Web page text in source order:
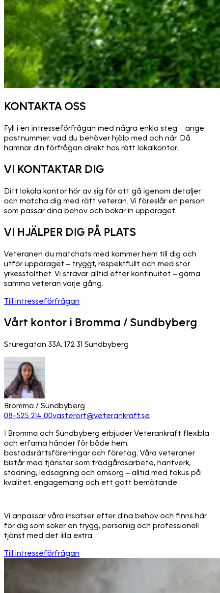
KONTAKTA OSS
Fyll i en intresseförfrågan med några enkla steg – ange
postnummer, vad du behöver hjälp med och när. Då
hamnar din förfrågan direkt hos rätt lokalkontor.
VI KONTAKTAR DIG
Ditt lokala kontor hör av sig för att gå igenom detaljer
och matcha dig med rätt veteran. Vi föreslår en person
som passar dina behov och bokar in uppdraget.
VI HJÄLPER DIG PÅ PLATS
Veteranen du matchats med kommer hem till dig och
utför uppdraget – tryggt, respektfullt och med stor
yrkesstolthet. Vi strävar alltid efter kontinuitet – gärna
samma veteran varje gång.
Till intresseförfrågan
Vårt kontor i Bromma / Sundbyberg
Sturegatan 33A, 172 31 Sundbyberg
Bromma / Sundbyberg
08-525 214 00vasterort@veterankraft.se
I Bromma och Sundbyberg erbjuder Veterankraft flexibla
och erfarna händer för både hem,
bostadsrättsföreningar och företag. Våra veteraner
bistår med tjänster som trädgårdsarbete, hantverk,
städning, ledsagning och omsorg – alltid med fokus på
kvalitet, engagemang och ett gott bemötande.
Vi anpassar våra insatser efter dina behov och finns här
för dig som söker en trygg, personlig och professionell
tjänst med det lilla extra.
Till intresseförfrågan